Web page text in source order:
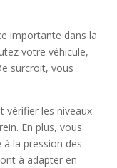
importante dans la
votre véhicule,
surcroit, vous
vérifier les niveaux
En plus, vous
la pression des
à adapter en